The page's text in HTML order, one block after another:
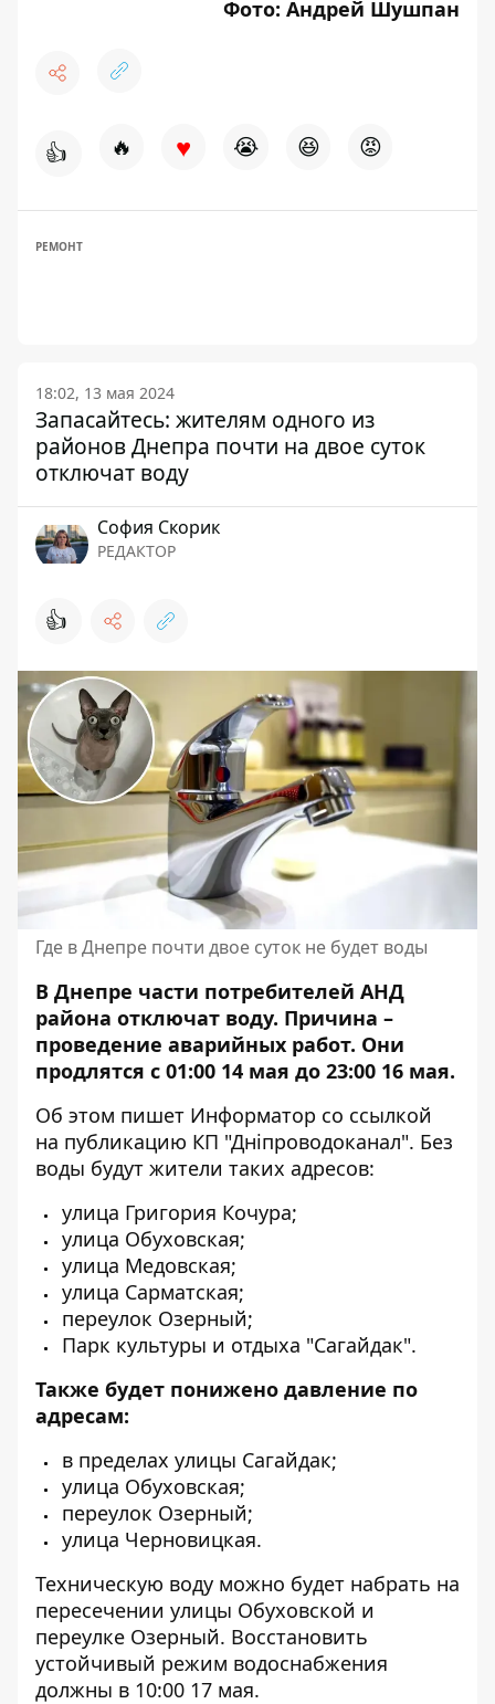
Фото: Андрей Шушпан
👍 🔥 ♥ 😭 😆 😡
РЕМОНТ
18:02, 13 мая 2024
Запасайтесь: жителям одного из
районов Днепра почти на двое суток
отключат воду
София Скорик
РЕДАКТОР
👍
Где в Днепре почти двое суток не будет воды
В Днепре части потребителей АНД
района отключат воду. Причина –
проведение аварийных работ. Они
продлятся с 01:00 14 мая до 23:00 16 мая.
Об этом пишет Информатор со ссылкой
на публикацию КП "Дніпроводоканал". Без
воды будут жители таких адресов:
улица Григория Кочура;
улица Обуховская;
улица Медовская;
улица Сарматская;
переулок Озерный;
Парк культуры и отдыха "Сагайдак".
Также будет понижено давление по
адресам:
в пределах улицы Сагайдак;
улица Обуховская;
переулок Озерный;
улица Черновицкая.
Техническую воду можно будет набрать на
пересечении улицы Обуховской и
переулке Озерный. Восстановить
устойчивый режим водоснабжения
должны в 10:00 17 мая.